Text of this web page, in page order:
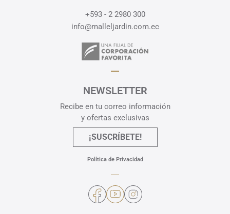
+593 - 2 2980 300
info@malleljardin.com.ec
NEWSLETTER
Recibe en tu correo información
y ofertas exclusivas
¡SUSCRÍBETE!
Política de Privacidad